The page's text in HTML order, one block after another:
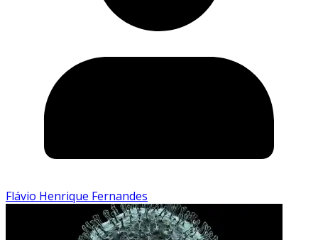
Flávio Henrique Fernandes